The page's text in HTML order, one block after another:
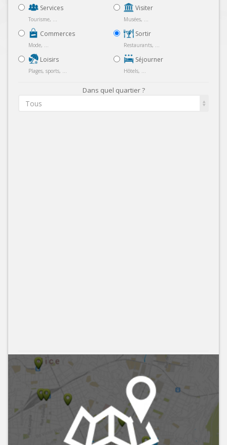
Services
Tourisme, ...
Commerces
Mode, ...
Loisirs
Plages, sports, ...
Visiter
Musées, ...
Sortir
Restaurants, ...
Séjourner
Hôtels, ...
Dans quel quartier ?
Tous